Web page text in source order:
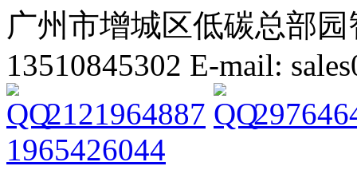
广州市增城区低碳总部
13510845302 E-mail:
2121964887
1965426044